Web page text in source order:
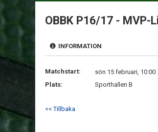
OBBK P16/17 - MVP-
INFORMATION
Matchstart:
sön 15 februari, 10:00
Plats:
Sporthallen B
<< Tillbaka